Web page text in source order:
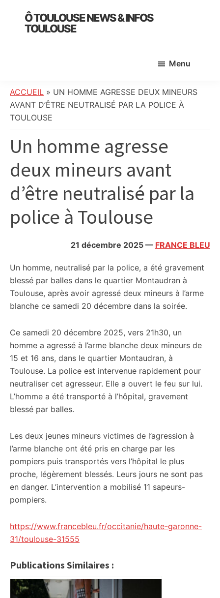
primary
Ô TOULOUSE NEWS & INFOS
TOULOUSE
:
info
locale,
culture,
politique,
météo,
divers
initiatives
Menu
ACCUEIL » UN HOMME AGRESSE DEUX MINEURS
AVANT D’ÊTRE NEUTRALISÉ PAR LA POLICE À
TOULOUSE
Un homme agresse
deux mineurs avant
d’être neutralisé par la
police à Toulouse
21 décembre 2025 — FRANCE BLEU
Un homme, neutralisé par la police, a été gravement
blessé par balles dans le quartier Montaudran à
Toulouse, après avoir agressé deux mineurs à l’arme
blanche ce samedi 20 décembre dans la soirée.
Ce samedi 20 décembre 2025, vers 21h30, un
homme a agressé à l’arme blanche deux mineurs de
15 et 16 ans, dans le quartier Montaudran, à
Toulouse. La police est intervenue rapidement pour
neutraliser cet agresseur. Elle a ouvert le feu sur lui.
L’homme a été transporté à l’hôpital, gravement
blessé par balles.
Les deux jeunes mineurs victimes de l’agression à
l’arme blanche ont été pris en charge par les
pompiers puis transportés vers l’hôpital le plus
proche, légèrement blessés. Leurs jours ne sont pas
en danger. L’intervention a mobilisé 11 sapeurs-
pompiers.
https://www.francebleu.fr/occitanie/haute-garonne-
31/toulouse-31555
Publications Similaires :